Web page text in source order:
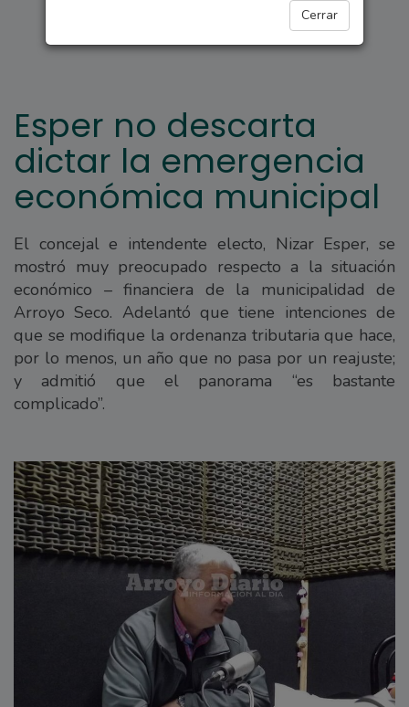
Cerrar
Esper no descarta
dictar la emergencia
económica municipal
El concejal e intendente electo, Nizar Esper, se
mostró muy preocupado respecto a la situación
económico – financiera de la municipalidad de
Arroyo Seco. Adelantó que tiene intenciones de
que se modifique la ordenanza tributaria que hace,
por lo menos, un año que no pasa por un reajuste;
y admitió que el panorama “es bastante
complicado”.